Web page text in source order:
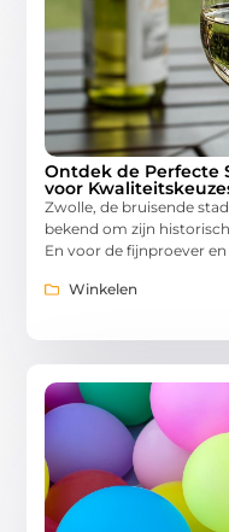
Ontdek de Perfecte
voor
Zwolle, de bruisende
bekend om zijn
En voor de fijnproever
Winkelen